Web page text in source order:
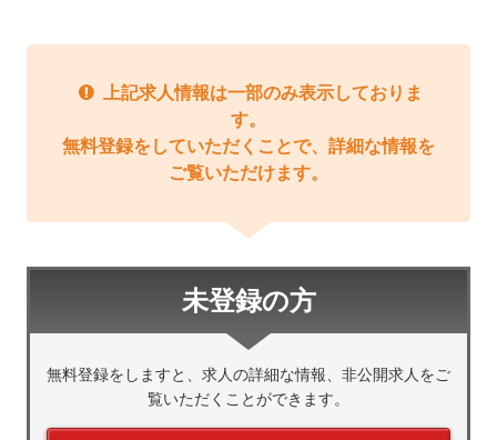
上記求人情報は一部のみ表示しておりま
す。
無料登録をしていただくことで、詳細な情報を
ご覧いただけます。
未登録の方
無料登録をしますと、求人の詳細な情報、非公開求人をご
覧いただくことができます。